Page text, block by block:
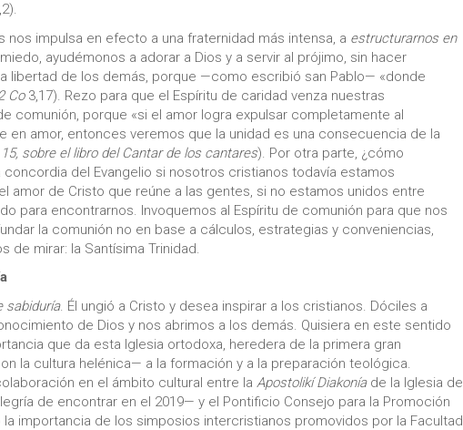
nos impulsa en efecto a una fraternidad más intensa, a estructurarnos en
ayudémonos a adorar a Dios y a servir al prójimo, sin hacer
libertad de los demás, porque —como escribió san Pablo— «donde
Co3,17). Rezo para que el Espíritu de caridad venza nuestras
comunión, porque «si el amor logra expulsar completamente al
amor, entonces veremos que la unidad es una consecuencia de la
sobre el libro del Cantar de los cantares). Por otra parte, ¿cómo
del Evangelio si nosotros cristianos todavía estamos
amor de Cristo que reúne a las gentes, si no estamos unidos entre
para encontrarnos. Invoquemos al Espíritu de comunión para que nos
la comunión no en base a cálculos, estrategias y conveniencias,
de mirar: la Santísima Trinidad.
sabiduría. Él ungió a Cristo y desea inspirar a los cristianos. Dóciles a
de Dios y nos abrimos a los demás. Quisiera en este sentido
que da esta Iglesia ortodoxa, heredera de la primera gran
la cultura helénica— a la formación y a la preparación teológica.
en el ámbito cultural entre la Apostolikí Diakoníade la Iglesia de
de encontrar en el 2019— y el Pontificio Consejo para la Promoción
importancia de los simposios intercristianos promovidos por la Facultad